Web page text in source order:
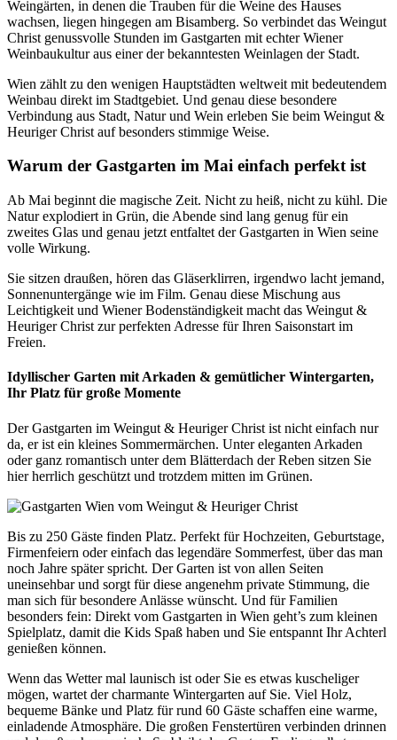
Weingärten, in denen die Trauben für die Weine des Hauses
wachsen, liegen hingegen am Bisamberg. So verbindet das Weingut
Christ genussvolle Stunden im Gastgarten mit echter Wiener
Weinbaukultur aus einer der bekanntesten Weinlagen der Stadt.
Wien zählt zu den wenigen Hauptstädten weltweit mit bedeutendem
Weinbau direkt im Stadtgebiet. Und genau diese besondere
Verbindung aus Stadt, Natur und Wein erleben Sie beim Weingut &
Heuriger Christ auf besonders stimmige Weise.
Warum der Gastgarten im Mai einfach perfekt ist
Ab Mai beginnt die magische Zeit. Nicht zu heiß, nicht zu kühl. Die
Natur explodiert in Grün, die Abende sind lang genug für ein
zweites Glas und genau jetzt entfaltet der Gastgarten in Wien seine
volle Wirkung.
Sie sitzen draußen, hören das Gläserklirren, irgendwo lacht jemand,
Sonnenuntergänge wie im Film. Genau diese Mischung aus
Leichtigkeit und Wiener Bodenständigkeit macht das Weingut &
Heuriger Christ zur perfekten Adresse für Ihren Saisonstart im
Freien.
Idyllischer Garten mit Arkaden & gemütlicher Wintergarten,
Ihr Platz für große Momente
Der Gastgarten im Weingut & Heuriger Christ ist nicht einfach nur
da, er ist ein kleines Sommermärchen. Unter eleganten Arkaden
oder ganz romantisch unter dem Blätterdach der Reben sitzen Sie
hier herrlich geschützt und trotzdem mitten im Grünen.
Bis zu 250 Gäste finden Platz. Perfekt für Hochzeiten, Geburtstage,
Firmenfeiern oder einfach das legendäre Sommerfest, über das man
noch Jahre später spricht. Der Garten ist von allen Seiten
uneinsehbar und sorgt für diese angenehm private Stimmung, die
man sich für besondere Anlässe wünscht. Und für Familien
besonders fein: Direkt vom Gastgarten in Wien geht’s zum kleinen
Spielplatz, damit die Kids Spaß haben und Sie entspannt Ihr Achterl
genießen können.
Wenn das Wetter mal launisch ist oder Sie es etwas kuscheliger
mögen, wartet der charmante Wintergarten auf Sie. Viel Holz,
bequeme Bänke und Platz für rund 60 Gäste schaffen eine warme,
einladende Atmosphäre. Die großen Fenstertüren verbinden drinnen